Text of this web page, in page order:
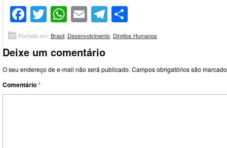
Facebook
Twitter
WhatsApp
EmailTelegram
Postado em: Brasil Desenvolvimento Direitos Humanos
Deixe um comentário
O seu endereço de e-mail não será publicado. Campos obrigatórios são
Comentário*